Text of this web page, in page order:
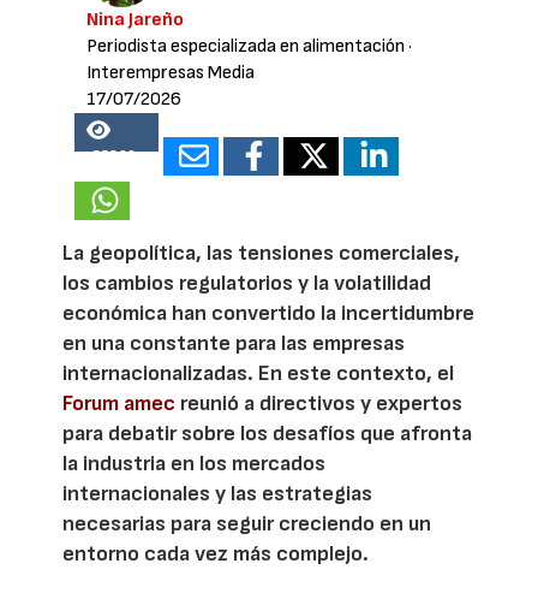
Nina Jareño
Periodista especializada en alimentación ·
Interempresas Media
17/07/2026
25890
La geopolítica, las tensiones comerciales,
los cambios regulatorios y la volatilidad
económica han convertido la incertidumbre
en una constante para las empresas
internacionalizadas. En este contexto, el
Forum amec reunió a directivos y expertos
para debatir sobre los desafíos que afronta
la industria en los mercados
internacionales y las estrategias
necesarias para seguir creciendo en un
entorno cada vez más complejo.